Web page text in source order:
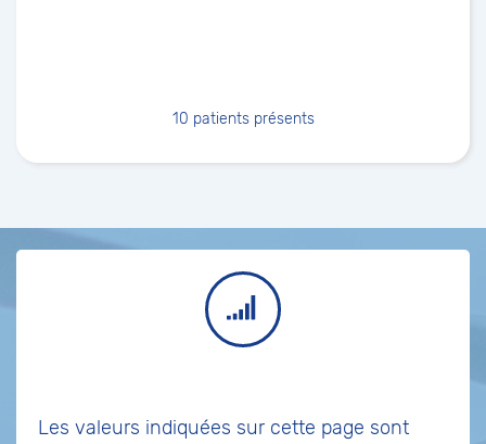
10 patients présents
Les valeurs indiquées sur cette page sont